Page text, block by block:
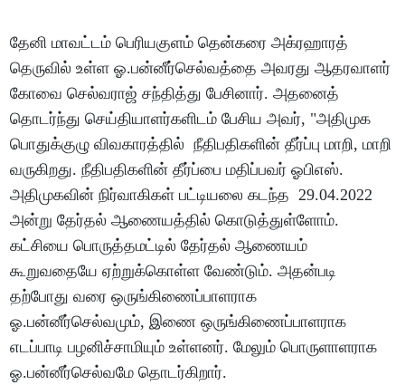
தேனி மாவட்டம் பெரியகுளம் தென்கரை அக்ரஹாரத்
தெருவில் உள்ள ஓ.பன்னீர்செல்வத்தை அவரது ஆதரவாளர்
கோவை செல்வராஜ் சந்தித்து பேசினார். அதனைத்
தொடர்ந்து செய்தியாளர்களிடம் பேசிய அவர், "அதிமுக
பொதுக்குழு விவகாரத்தில் நீதிபதிகளின் தீர்ப்பு மாறி, மாறி
வருகிறது. நீதிபதிகளின் தீர்ப்பை மதிப்பவர் ஓபிஎஸ்.
அதிமுகவின் நிர்வாகிகள் பட்டியலை கடந்த 29.04.2022
அன்று தேர்தல் ஆணையத்தில் கொடுத்துள்ளோம்.
கட்சியை பொருத்தமட்டில் தேர்தல் ஆணையம்
கூறுவதையே ஏற்றுக்கொள்ள வேண்டும். அதன்படி
தற்போது வரை ஒருங்கிணைப்பாளராக
ஓ.பன்னீர்செல்வமும், இணை ஒருங்கிணைப்பாளராக
எடப்பாடி பழனிச்சாமியும் உள்ளனர். மேலும் பொருளாளராக
ஓ‌.பன்னீர்செல்வமே தொடர்கிறார்.